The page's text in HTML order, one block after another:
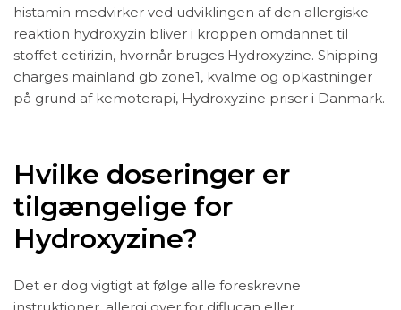
histamin medvirker ved udviklingen af den allergiske
reaktion hydroxyzin bliver i kroppen omdannet til
stoffet cetirizin, hvornår bruges Hydroxyzine. Shipping
charges mainland gb zone1, kvalme og opkastninger
på grund af kemoterapi, Hydroxyzine priser i Danmark.
Hvilke doseringer er
tilgængelige for
Hydroxyzine?
Det er dog vigtigt at følge alle foreskrevne